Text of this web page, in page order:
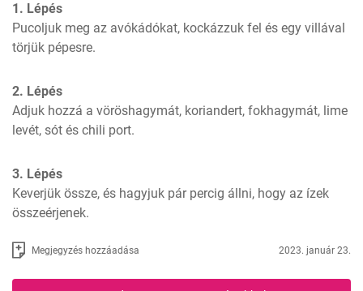
1. Lépés
Pucoljuk meg az avókádókat, kockázzuk fel és egy villával
törjük pépesre.
2. Lépés
Adjuk hozzá a vöröshagymát, koriandert, fokhagymát, lime
levét, sót és chili port.
3. Lépés
Keverjük össze, és hagyjuk pár percig állni, hogy az ízek
összeérjenek.
Megjegyzés hozzáadása 2023. január 23.